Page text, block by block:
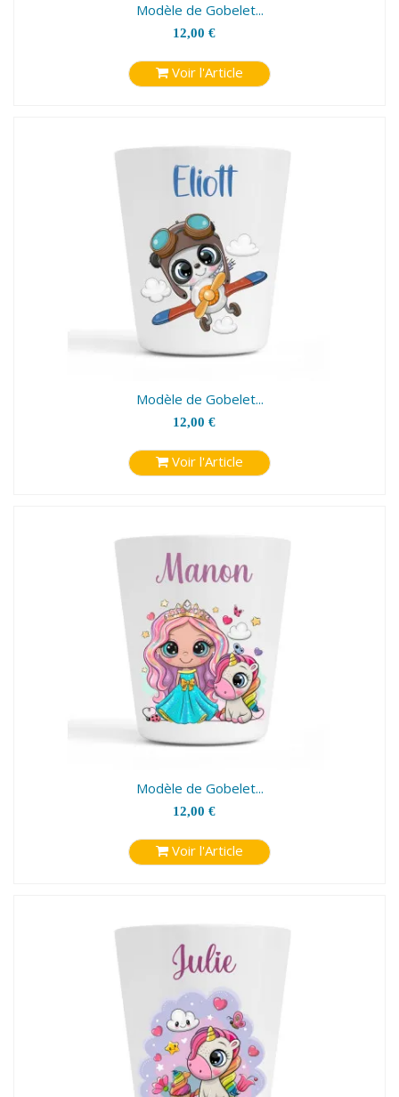
Modèle de Gobelet...
12,00 €
Voir l'Article
Modèle de Gobelet...
12,00 €
Voir l'Article
Modèle de Gobelet...
12,00 €
Voir l'Article